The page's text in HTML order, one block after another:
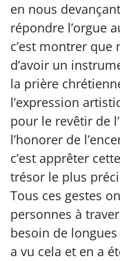
en nous
répondre l’orgue
c’est montrer
d’avoir un
la prière
l’expression
pour le revêtir de
l’honorer de
c’est apprêter
trésor le plus
Tous ces gestes
personnes à
besoin de
a vu cela et en a